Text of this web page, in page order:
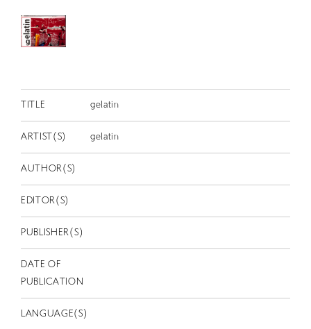
RETRACE
コンサート
出版物
スカラシップ受賞者
CONTACT
JP
EN
TITLE gelatin
ARTIST(S) gelatin
AUTHOR(S)
EDITOR(S)
PUBLISHER(S)
DATE OF
PUBLICATION
LANGUAGE(S)